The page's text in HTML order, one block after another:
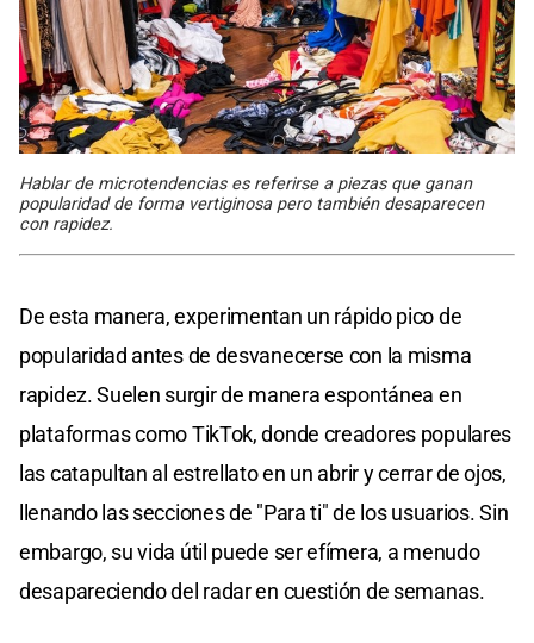
Hablar de microtendencias es referirse a piezas que ganan
popularidad de forma vertiginosa pero también desaparecen
con rapidez.
De esta manera, experimentan un rápido pico de
popularidad antes de desvanecerse con la misma
rapidez. Suelen surgir de manera espontánea en
plataformas como TikTok, donde creadores populares
las catapultan al estrellato en un abrir y cerrar de ojos,
llenando las secciones de "Para ti" de los usuarios. Sin
embargo, su vida útil puede ser efímera, a menudo
desapareciendo del radar en cuestión de semanas.